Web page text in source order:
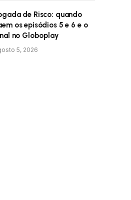
de Risco: quando
os episódios 5 e 6 e o
no Globoplay
5, 2026